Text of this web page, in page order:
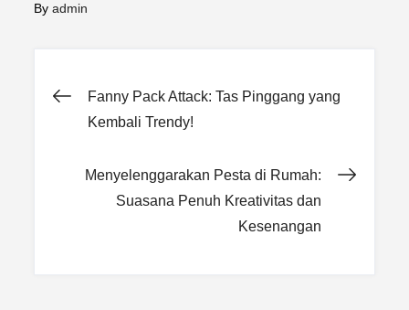
Byadmin
Post
Fanny Pack Attack: Tas Pinggang yang
Kembali Trendy!
Menyelenggarakan Pesta di Rumah:
Suasana Penuh Kreativitas dan
Kesenangan